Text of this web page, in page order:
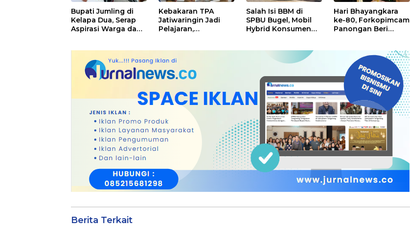
Bupati Jumling di
Kelapa Dua, Serap
Aspirasi Warga dan
Kebakaran TPA
Jatiwaringin Jadi
Pelajaran,
Ditingkatkan
Salah Isi BBM di
SPBU Bugel, Mobil
Hybrid Konsumen
Hari Bhayangkara
ke-80, Forkopimcam
Panongan Beri
Berita Terkait